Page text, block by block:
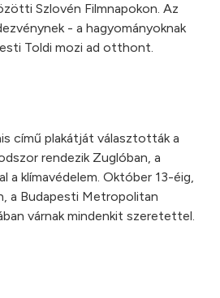
Szlovén Filmnapokon. Az
- a hagyományoknak
Toldi mozi ad otthont.
című plakátját választották a
rendezik Zuglóban, a
a klímavédelem. Október 13-éig,
a Budapesti Metropolitan
várnak mindenkit szeretettel.